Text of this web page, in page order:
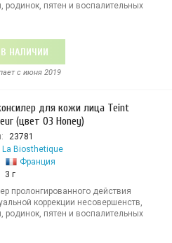
родинок, пятен и воспалительных
НАЛИЧИИ
c июня 2019
для кожи лица Teint
(цвет 03 Honey)
23781
La Biosthetique
Франция
3 г
пролонгированного действия
коррекции несовершенств,
родинок, пятен и воспалительных